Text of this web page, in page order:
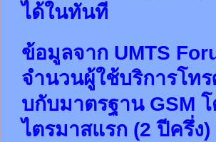
ได้ในทันที
ข้อมูลจาก UMTS
จำนวนผู้ใช้บริการโท
บกับมาตรฐาน GSM
ไตรมาสแรก (2 ปีครึ่ง